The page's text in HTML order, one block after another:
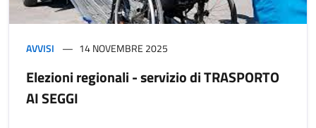
AVVISI 14 NOVEMBRE 2025
Elezioni regionali - servizio di TRASPORTO
AI SEGGI